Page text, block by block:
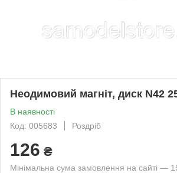
Неодимовий магніт, диск N42
В наявності
Код: 005683
Роздріб
126 ₴
Мінімальна сума замовлення на сайті —